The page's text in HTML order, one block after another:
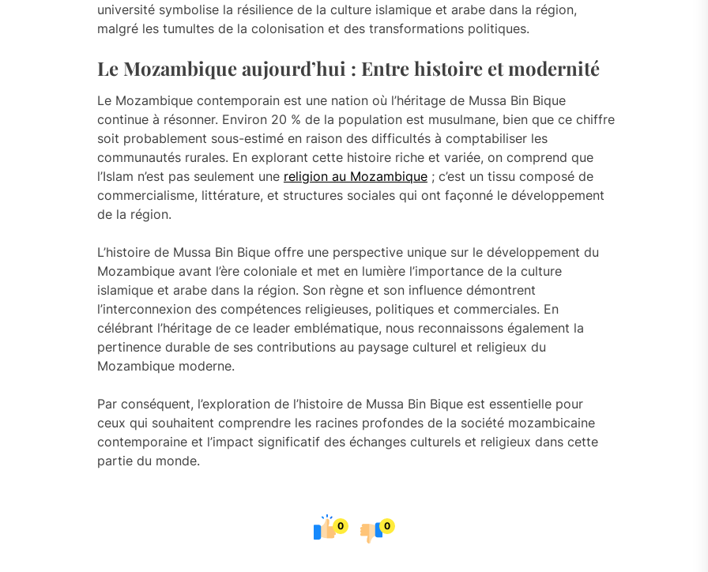
université symbolise la résilience de la culture islamique et arabe dans la région,
malgré les tumultes de la colonisation et des transformations politiques.
Le Mozambique aujourd’hui : Entre histoire et modernité
Le Mozambique contemporain est une nation où l’héritage de Mussa Bin Bique
continue à résonner. Environ 20 % de la population est musulmane, bien que ce chiffre
soit probablement sous-estimé en raison des difficultés à comptabiliser les
communautés rurales. En explorant cette histoire riche et variée, on comprend que
l’Islam n’est pas seulement une religion au Mozambique; c’est un tissu composé de
commercialisme, littérature, et structures sociales qui ont façonné le développement
de la région.
L’histoire de Mussa Bin Bique offre une perspective unique sur le développement du
Mozambique avant l’ère coloniale et met en lumière l’importance de la culture
islamique et arabe dans la région. Son règne et son influence démontrent
l’interconnexion des compétences religieuses, politiques et commerciales. En
célébrant l’héritage de ce leader emblématique, nous reconnaissons également la
pertinence durable de ses contributions au paysage culturel et religieux du
Mozambique moderne.
Par conséquent, l’exploration de l’histoire de Mussa Bin Bique est essentielle pour
ceux qui souhaitent comprendre les racines profondes de la société mozambicaine
contemporaine et l’impact significatif des échanges culturels et religieux dans cette
partie du monde.
0 0